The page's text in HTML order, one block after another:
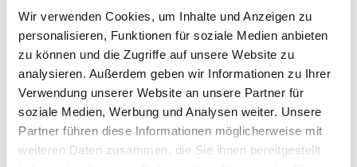
Wir verwenden Cookies, um Inhalte und Anzeigen zu
personalisieren, Funktionen für soziale Medien anbieten
zu können und die Zugriffe auf unsere Website zu
analysieren. Außerdem geben wir Informationen zu Ihrer
Verwendung unserer Website an unsere Partner für
soziale Medien, Werbung und Analysen weiter. Unsere
Partner führen diese Informationen möglicherweise mit
weiteren Daten zusammen, die Sie ihnen bereitgestellt
um den Blick über die Landschaft schweifen zu lassen und zu
träumen.
Dies ist ein klassisches dänisches Ferienhaus mit Seele und
Atmosphäre – ideal für alle, die einen echten Westküstenurlaub
ganz nahe am Meer und mitten in den herrlichen Dünen von
Vedersø Klit erleben möchten.